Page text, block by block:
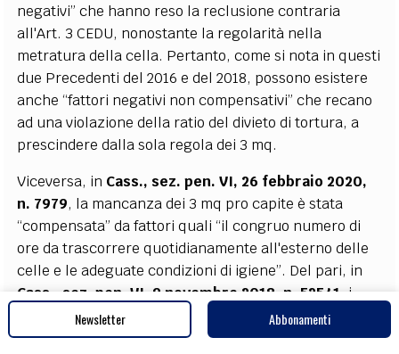
negativi” che hanno reso la reclusione contraria
all'Art. 3 CEDU, nonostante la regolarità nella
metratura della cella. Pertanto, come si nota in questi
due Precedenti del 2016 e del 2018, possono esistere
anche “fattori negativi non compensativi” che recano
ad una violazione della ratio del divieto di tortura, a
prescindere dalla sola regola dei 3 mq.
Viceversa, in Cass., sez. pen. VI, 26 febbraio 2020,
n. 7979, la mancanza dei 3 mq pro capite è stata
“compensata” da fattori quali “il congruo numero di
ore da trascorrere quotidianamente all'esterno delle
celle e le adeguate condizioni di igiene”. Del pari, in
Cass., sez. pen. VI, 9 novembre 2018, n. 52541 , i
“fattori compensativi” all'insufficienza di spazio erano
“il ridotto lasso di tempo (solo nelle ore notturne)
Newsletter Abbonamenti